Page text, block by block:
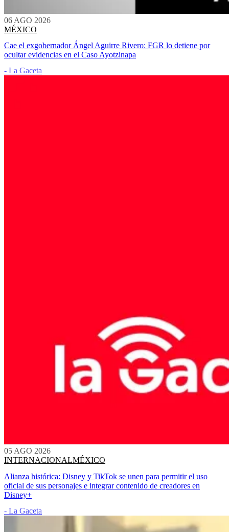
06 AGO 2026
MÉXICO
Cae el exgobernador Ángel Aguirre Rivero: FGR lo detiene por
ocultar evidencias en el Caso Ayotzinapa
- La Gaceta
05 AGO 2026
INTERNACIONALMÉXICO
Alianza histórica: Disney y TikTok se unen para permitir el uso
oficial de sus personajes e integrar contenido de creadores en
Disney+
- La Gaceta